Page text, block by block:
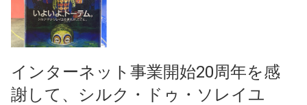
インターネット事業開始20周年を感
謝して、シルク・ドゥ・ソレイユ